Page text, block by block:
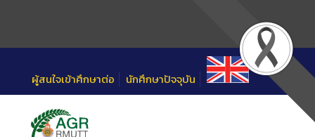
ผู้สนใจเข้าศึกษาต่อ นักศึกษาปัจจุบัน